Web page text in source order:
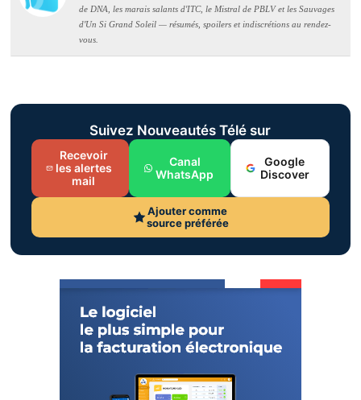
de DNA, les marais salants d'ITC, le Mistral de PBLV et les Sauvages
d'Un Si Grand Soleil — résumés, spoilers et indiscrétions au rendez-
vous.
Suivez Nouveautés Télé sur
Recevoir
les alertes
mail
Canal
WhatsApp
Google
Discover
Ajouter comme
source préférée